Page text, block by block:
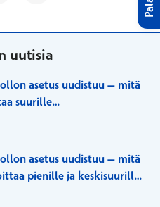
uutisia
asetus uudistuu – mitä
suurille
asetus uudistuu – mitä
pienille ja keskisuurille